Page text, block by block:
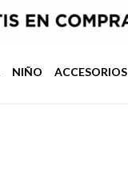
NIÑO ACCESORIOS